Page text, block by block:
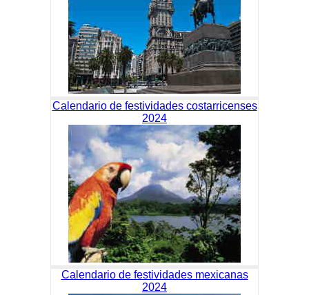
Calendario de festividades costarricenses
2024
Calendario de festividades mexicanas
2024